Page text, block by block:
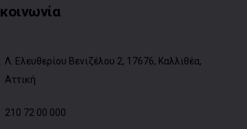
Λ. Ελευθερίου Βενιζέλου 2, 17676, Καλλιθέα,
Αττική
210 72 00 000